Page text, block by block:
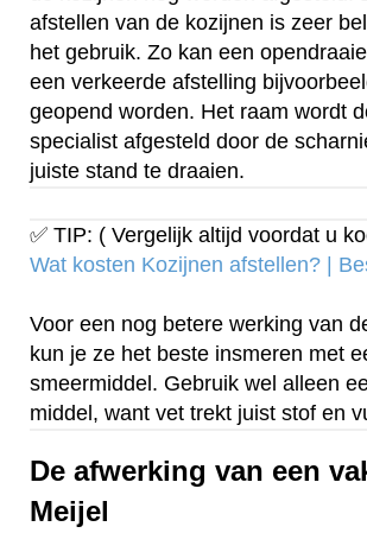
afstellen van de kozijnen is zeer
het gebruik. Zo kan een
een verkeerde afstelling
geopend worden. Het raam wordt
specialist afgesteld door de
juiste stand te draaien.
✅ TIP: ( Vergelijk altijd voordat u
Wat kosten Kozijnen afstellen? |
Voor een nog betere werking van
kun je ze het beste insmeren met
smeermiddel. Gebruik wel alleen
middel, want vet trekt juist stof en
De afwerking van een
Meijel